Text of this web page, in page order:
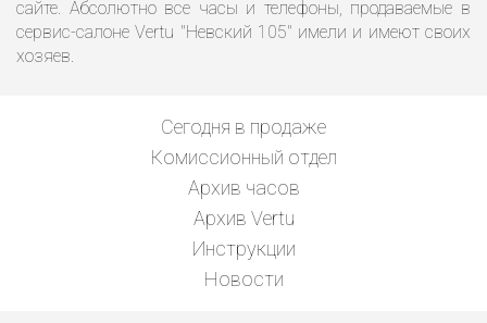
сайте. Абсолютно все часы и телефоны, продаваемые в
сервис-салоне Vertu "Невский 105" имели и имеют своих
хозяев.
Сегодня в продаже
Комиссионный отдел
Архив часов
Архив Vertu
Инструкции
Новости